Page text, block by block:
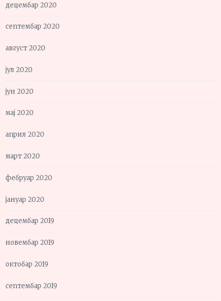
децембар 2020
септембар 2020
август 2020
јул 2020
јун 2020
мај 2020
април 2020
март 2020
фебруар 2020
јануар 2020
децембар 2019
новембар 2019
октобар 2019
септембар 2019